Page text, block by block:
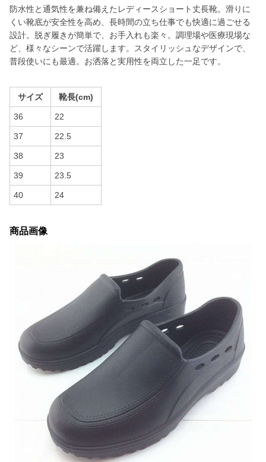
防水性と通気性を兼ね備えたレディースショート丈長靴。滑りに
くい靴底が安全性を高め、長時間の立ち仕事でも快適に過ごせる
設計。脱ぎ履きが簡単で、お手入れも楽々。調理場や医療現場な
ど、様々なシーンで活躍します。スタイリッシュなデザインで、
普段使いにも最適。お洒落と実用性を両立した一足です。
サイズ 靴長(cm)
36 22
37 22.5
38 23
39 23.5
40 24
商品画像